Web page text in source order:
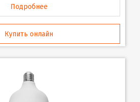
Подробнее
Купить онлайн